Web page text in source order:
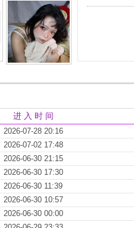
进 入 时 间
2026-07-28 20:16
2026-07-02 17:48
2026-06-30 21:15
2026-06-30 17:30
2026-06-30 11:39
2026-06-30 10:57
2026-06-30 00:00